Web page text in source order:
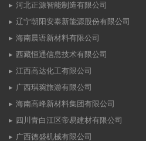
河北正源智能制造有限公司
辽宁朝阳安泰新能源股份有限公司
海南晨语新材料有限公司
西藏恒通信息技术有限公司
江西高达化工有限公司
广西琪琬旅游有限公司
海南高峰新材料集团有限公司
四川青白江区帝易建材有限公司
广西德盛机械有限公司